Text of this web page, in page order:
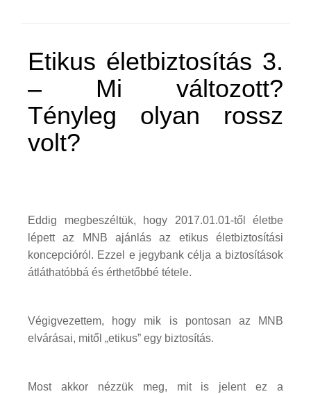
Etikus életbiztosítás 3.
– Mi változott?
Tényleg olyan rossz
volt?
Eddig megbeszéltük, hogy 2017.01.01-től életbe
lépett az MNB ajánlás az etikus életbiztosítási
koncepcióról. Ezzel e jegybank célja a biztosítások
átláthatóbbá és érthetőbbé tétele.
Végigvezettem, hogy mik is pontosan az MNB
elvárásai, mitől „etikus” egy biztosítás.
Most akkor nézzük meg, mit is jelent ez a